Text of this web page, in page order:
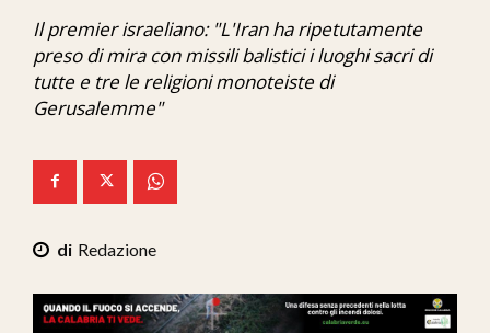
Economia
Ita-Mondo
We Calabria
Il premier israeliano: "L'Iran ha ripetutamente
preso di mira con missili balistici i luoghi sacri di
tutte e tre le religioni monoteiste di
Gerusalemme"
Redazione